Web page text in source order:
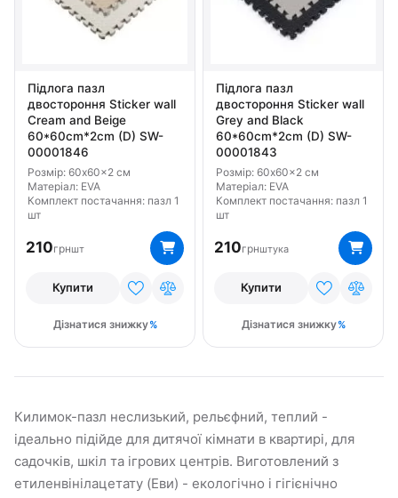
Підлога пазл
двостороння Sticker wall
Cream and Beige
60*60cm*2cm (D) SW-
00001846
Розмір: 60x60x2 см
Матеріал: EVA
Комплект постачання: пазл 1
шт
210грншт
Купити
Дізнатися знижку
Підлога пазл
двостороння Sticker wall
Grey and Black
60*60cm*2cm (D) SW-
00001843
Розмір: 60x60x2 см
Матеріал: EVA
Комплект постачання: пазл 1
шт
210грнштука
Купити
Дізнатися знижку
Килимок-пазл неслизький, рельєфний, теплий -
ідеально підійде для дитячої кімнати в квартирі, для
садочків, шкіл та ігрових центрів. Виготовлений з
етиленвінілацетату (Еви) - екологічно і гігієнічно